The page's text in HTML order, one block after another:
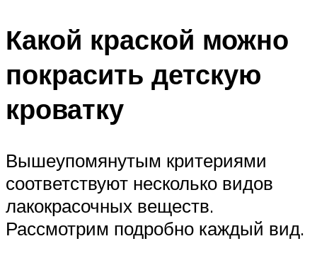
Какой краской можно
покрасить детскую
кроватку
Вышеупомянутым критериями
соответствуют несколько видов
лакокрасочных веществ.
Рассмотрим подробно каждый вид.